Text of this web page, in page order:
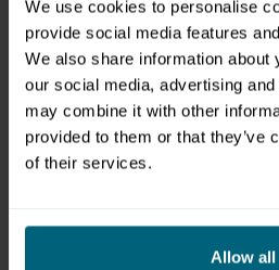
We use cookies to personalise
provide social media features
We also share information about
our social media, advertising
may combine it with other
provided to them or that they’ve
of their services.
Allow all
© Wuger Brands
download file
PNG |1.67 MB